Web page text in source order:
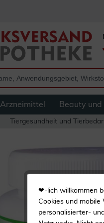
Arzneimittel Beauty und
Tiergesundheit und
❤-lich willkommen
Cookies und mobile
personalisierter-